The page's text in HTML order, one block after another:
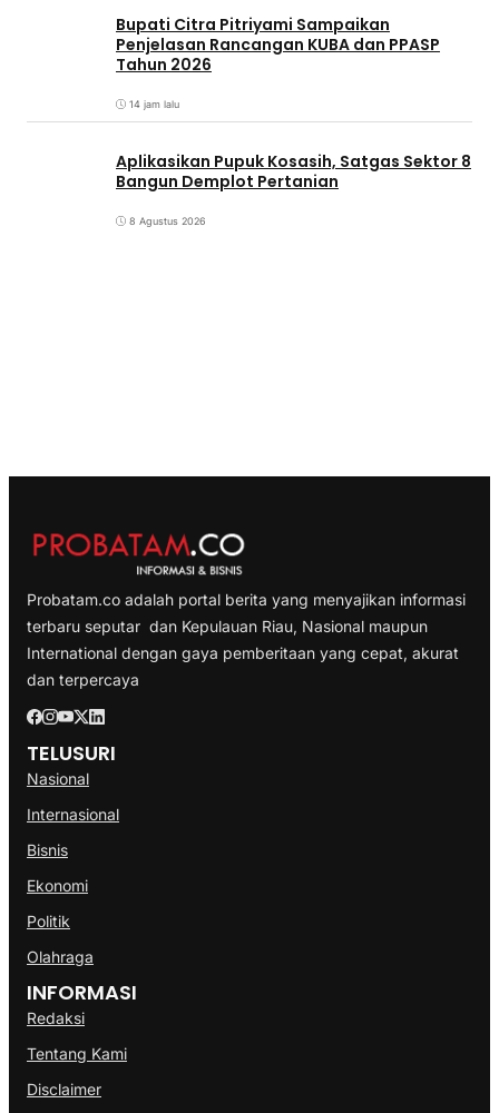
Bupati Citra Pitriyami Sampaikan
Penjelasan Rancangan KUBA dan PPASP
Tahun 2026
14 jam lalu
Aplikasikan Pupuk Kosasih, Satgas Sektor 8
Bangun Demplot Pertanian
8 Agustus 2026
Probatam.co adalah portal berita yang menyajikan informasi
terbaru seputar dan Kepulauan Riau, Nasional maupun
International dengan gaya pemberitaan yang cepat, akurat
dan terpercaya
TELUSURI
Nasional
Internasional
Bisnis
Ekonomi
Politik
Olahraga
INFORMASI
Redaksi
Tentang Kami
Disclaimer